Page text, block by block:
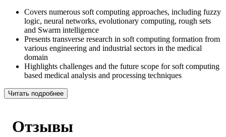
Covers numerous soft computing approaches, including fuzzy
logic, neural networks, evolutionary computing, rough sets
and Swarm intelligence
Presents transverse research in soft computing formation from
various engineering and industrial sectors in the medical
domain
Highlights challenges and the future scope for soft computing
based medical analysis and processing techniques
Читать подробнее
Отзывы